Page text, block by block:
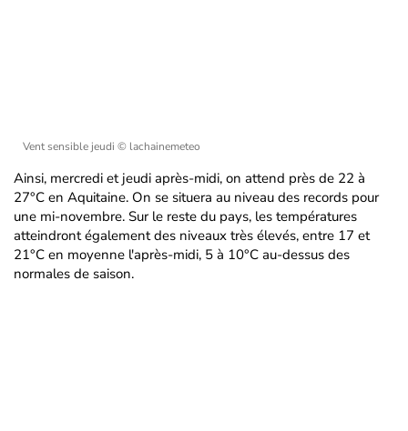
Vent sensible jeudi © lachainemeteo
Ainsi, mercredi et jeudi après-midi, on attend près de 22 à
27°C en Aquitaine. On se situera au niveau des records pour
une mi-novembre. Sur le reste du pays, les températures
atteindront également des niveaux très élevés, entre 17 et
21°C en moyenne l'après-midi, 5 à 10°C au-dessus des
normales de saison.